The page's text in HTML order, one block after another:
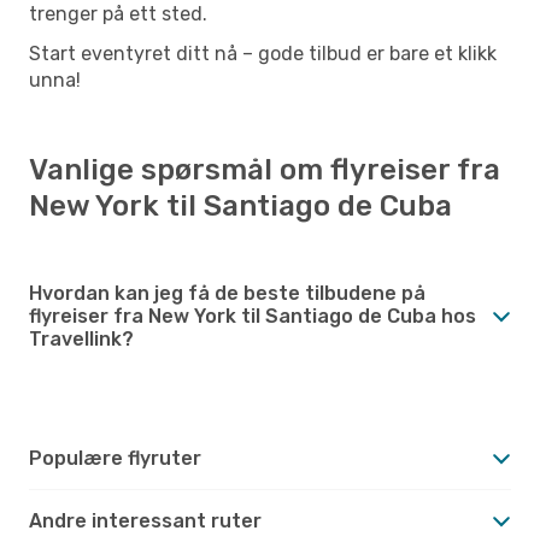
trenger på ett sted.
Start eventyret ditt nå – gode tilbud er bare et klikk
unna!
Vanlige spørsmål om flyreiser fra
New York til Santiago de Cuba
Hvordan kan jeg få de beste tilbudene på
flyreiser fra New York til Santiago de Cuba hos
Travellink?
Populære flyruter
Andre interessant ruter